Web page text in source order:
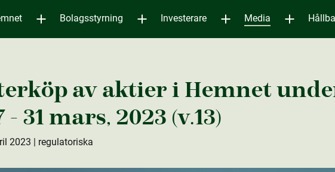
Bolagsstyrning Investerare Media
av aktie­r i Hemnet
- 31 mars, 2023 (v.13)
2023 | regulatoriska